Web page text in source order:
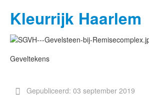
Kleurrijk Haarlem
Geveltekens
Gepubliceerd: 03 september 2019